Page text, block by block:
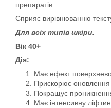
препаратів.
Сприяє вирівнюванню
Для всіх типів шкіри.
Вік 40+
Дія:
Має ефект
Прискорює оновлення
Покращує
Має інтенсивну